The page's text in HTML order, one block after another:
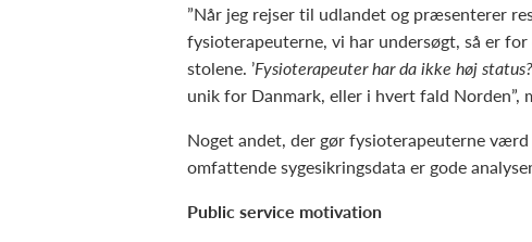
”Når jeg rejser til udlandet og præsenterer
fysioterapeuterne, vi har undersøgt, så er
stolene. ’Fysioterapeuter har da ikke høj
unik for Danmark, eller i hvert fald Norden”,
Noget andet, der gør fysioterapeuterne
omfattende sygesikringsdata er gode
Public service motivation